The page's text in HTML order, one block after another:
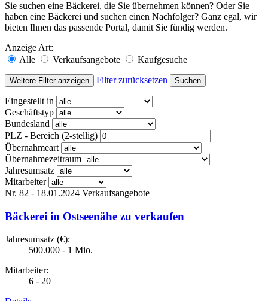
Sie suchen eine Bäckerei, die Sie übernehmen können? Oder Sie
haben eine Bäckerei und suchen einen Nachfolger? Ganz egal, wir
bieten Ihnen das passende Portal, damit Sie fündig werden.
Anzeige Art:
Alle
Verkaufsangebote Kaufgesuche
Weitere Filter anzeigen Filter zurücksetzen Suchen
Eingestellt in
Geschäftstyp
Bundesland
PLZ - Bereich (2-stellig)
Übernahmeart
Übernahmezeitraum
Jahresumsatz
Mitarbeiter
Nr. 82 - 18.01.2024 Verkaufsangebote
Bäckerei in Ostseenähe zu verkaufen
Jahresumsatz (€):
500.000 - 1 Mio.
Mitarbeiter:
6 - 20